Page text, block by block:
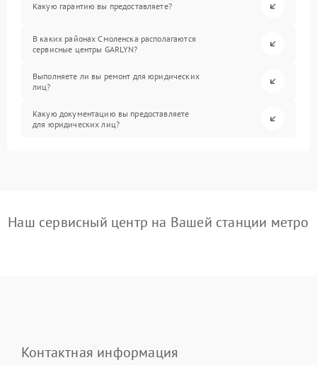
Какую гарантию вы предоставляете?
В каких районах Смоленска располагаются
сервисные центры GARLYN?
Выполняете ли вы ремонт для юридических
лиц?
Какую документацию вы предоставляете
для юридических лиц?
Наш сервисный центр на Вашей станции метро
Контактная информация